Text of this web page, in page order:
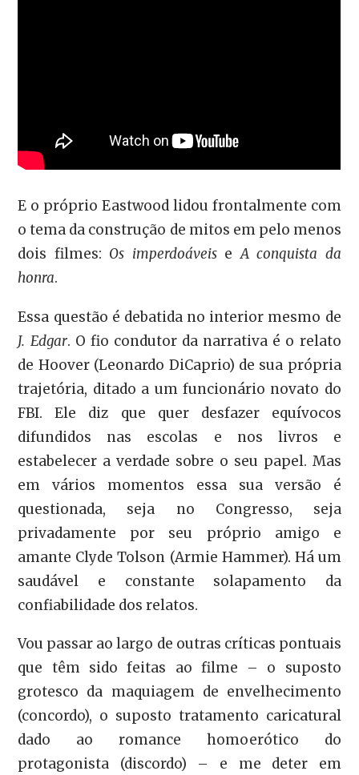
E o próprio Eastwood lidou frontalmente com
o tema da construção de mitos em pelo menos
dois filmes: Os imperdoáveis eA conquista da
honra.
Essa questão é debatida no interior mesmo de
J. Edgar. O fio condutor da narrativa é o relato
de Hoover (Leonardo DiCaprio) de sua própria
trajetória, ditado a um funcionário novato do
FBI. Ele diz que quer desfazer equívocos
difundidos nas escolas e nos livros e
estabelecer a verdade sobre o seu papel. Mas
em vários momentos essa sua versão é
questionada, seja no Congresso, seja
privadamente por seu próprio amigo e
amante Clyde Tolson (Armie Hammer). Há um
saudável e constante solapamento da
confiabilidade dos relatos.
Vou passar ao largo de outras críticas pontuais
que têm sido feitas ao filme – o suposto
grotesco da maquiagem de envelhecimento
(concordo), o suposto tratamento caricatural
dado ao romance homoerótico do
protagonista (discordo) – e me deter em